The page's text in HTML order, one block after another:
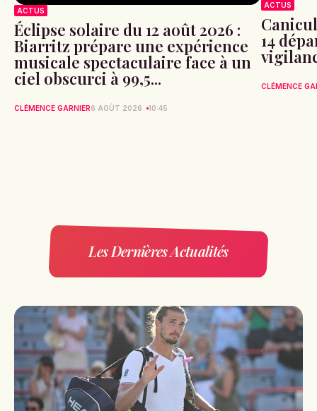
ACTUS
Éclipse solaire du 12 août 2026 :
Biarritz prépare une expérience
musicale spectaculaire face à un
ciel obscurci à 99,5...
CLÉMENCE GARNIER6 AOÛT 2026 10:45
ACTUS
14
CLÉMENCE
Les Dernières Actualités